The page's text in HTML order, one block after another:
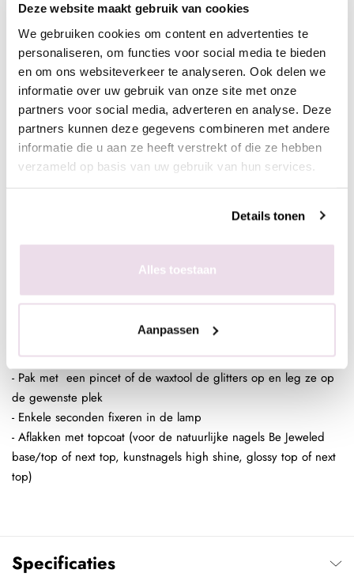
Deze website maakt gebruik van cookies
We gebruiken cookies om content en advertenties te
personaliseren, om functies voor social media te bieden
en om ons websiteverkeer te analyseren. Ook delen we
informatie over uw gebruik van onze site met onze
partners voor social media, adverteren en analyse. Deze
partners kunnen deze gegevens combineren met andere
informatie die u aan ze heeft verstrekt of die ze hebben
verzameld op basis van uw gebruik van hun services.
Details tonen
Alles toestaan
Aanpassen
en pak hiermee de glitter op
- Verdeel de glitters naar wens over de nagels
- Maak een bolling en seal de glitters helemaal af met clear
acryl/gel
- Vijl de kunstnagel in model
- Breng een topcoat naar wens aan, bijvoorbeeld next top, high
shine of glossy top
Indien je met gel werkt raden we de titanium gel clear aan,
werk je liever met acryl? Kies dan voor de perfect clear.
In de plaklaag van de gekleurde
dehydrateren met magic prep en de ultrabond aan te brengen
- Breng de rubber base, superbond base gel, of Be Jeweled
- Kies een gelpolish naar wens, breng deze 2 dunne lagen aan
(telkens uitharden, 30 sec sunlight, 2 min UV)
- Pak met een pincet of de waxtool de glitters op en leg ze op
de gewenste plek
- Enkele seconden fixeren in de lamp
- Aflakken met topcoat (voor de natuurlijke nagels Be Jeweled
base/top of next top, kunstnagels high shine, glossy top of next
top)
Specificaties